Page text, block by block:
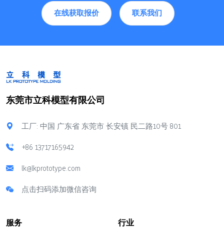
在线获取报价 联系我们
东莞市立科模型有限公司
工厂: 中国 广东省 东莞市 长安镇 民二路10号 801
+86 13717165942
lk@lkprototype.com
点击扫码添加微信咨询
服务 行业